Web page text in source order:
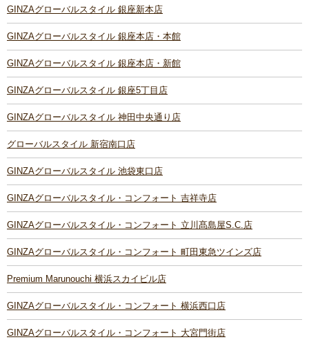
GINZAグローバルスタイル 銀座新本店
GINZAグローバルスタイル 銀座本店・本館
GINZAグローバルスタイル 銀座本店・新館
GINZAグローバルスタイル 銀座5丁目店
GINZAグローバルスタイル 神田中央通り店
グローバルスタイル 新宿南口店
GINZAグローバルスタイル 池袋東口店
GINZAグローバルスタイル・コンフォート 吉祥寺店
GINZAグローバルスタイル・コンフォート 立川髙島屋S.C.店
GINZAグローバルスタイル・コンフォート 町田東急ツインズ店
Premium Marunouchi 横浜スカイビル店
GINZAグローバルスタイル・コンフォート 横浜西口店
GINZAグローバルスタイル・コンフォート 大宮門街店